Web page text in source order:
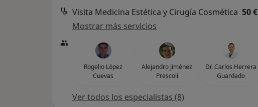
Visita Medicina Estética y Cirugía Cosmética 50 €
Mostrar más servicios
Rogelio López
Cuevas
Alejandro Jiménez
Prescolí
Dr. Carlos Herrera
Guardado
Ver todos los especialistas (8)